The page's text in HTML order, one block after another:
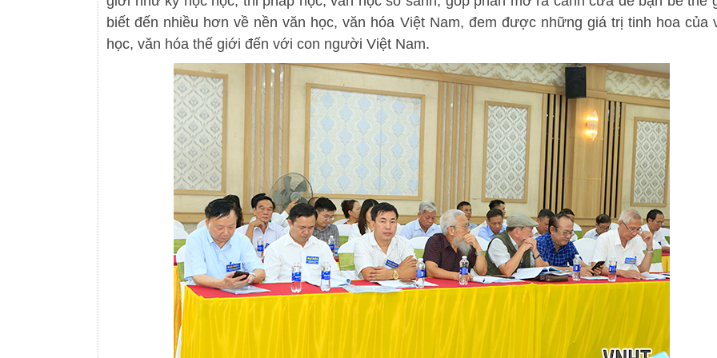
biết đến nhiều hơn về nền văn học, văn hóa Việt Nam, đem được những giá trị tinh hoa của
học, văn hóa thế giới đến với con người Việt Nam.